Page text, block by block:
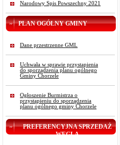
Narodowy Spis Powszechny 2021
PLAN OGÓLNY GMINY
Dane przestrzenne GML
Uchwała w sprawie przystąpienia
do sporządzenia planu ogólnego
Gminy Chorzele
Ogłoszenie Burmistrza o
przystąpieniu do sporządzenia
planu ogólnego gminy Chorzele
PREFERENCYJNA SPRZEDAŻ
WĘGLA